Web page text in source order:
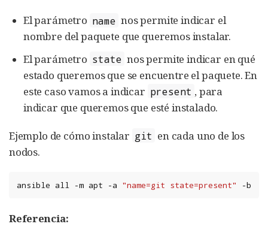
El parámetro name nos permite indicar el
nombre del paquete que queremos instalar.
El parámetro state nos permite indicar en qué
estado queremos que se encuentre el paquete. En
este caso vamos a indicar present , para
indicar que queremos que esté instalado.
Ejemplo de cómo instalar git en cada uno de los
nodos.
ansible all -m apt -a "name=git state=present" -b
Referencia: